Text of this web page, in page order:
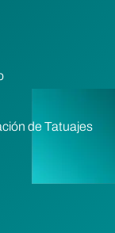
de Tatuajes